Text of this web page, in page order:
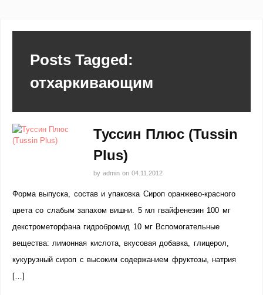
Posts Tagged:
отхаркивающим
Туссин Плюс (Tussin
Plus)
by admin on 04.11.2012
Форма выпуска, состав и упаковка Сироп оранжево-красного
цвета со слабым запахом вишни. 5 мл гвайфенезин 100 мг
декстрометорфана гидробромид 10 мг Вспомогательные
вещества: лимонная кислота, вкусовая добавка, глицерол,
кукурузный сироп с высоким содержанием фруктозы, натрия
[…]